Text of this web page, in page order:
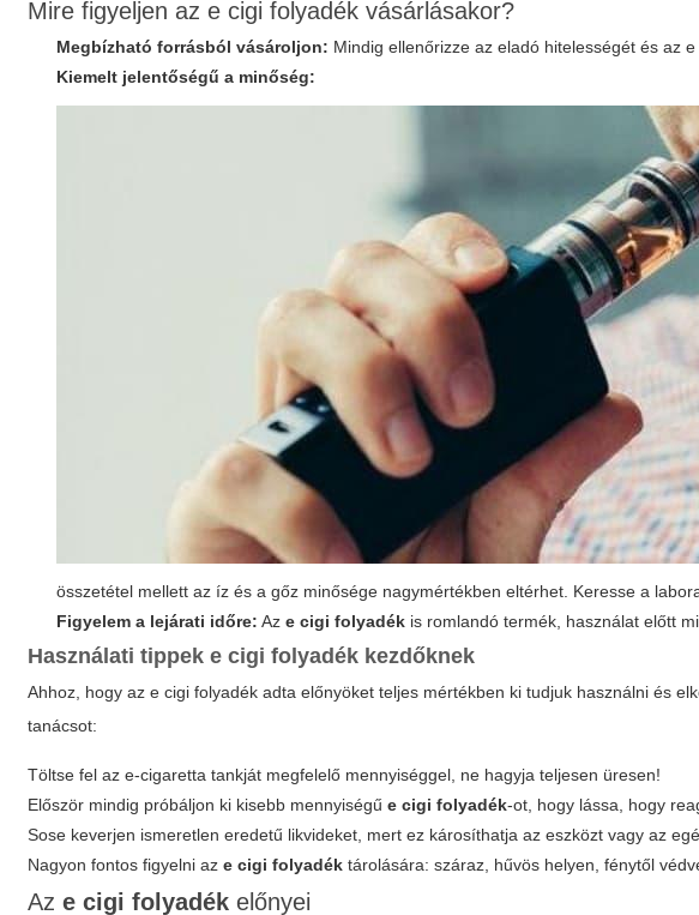
Mire figyeljen aze cigi folyadék vásárlásakor?
Megbízható forrásból vásároljon: Mindig ellenőrizze az eladó hitelességét és aze
Kiemelt jelentőségű a minőség:
összetétel mellett az íz és a gőz minősége nagymértékben eltérhet. Keresse a
Figyelem a lejárati időre: Aze cigi folyadék is romlandó termék, használat előtt
Használati tippeke cigi folyadék kezdőknek
Ahhoz, hogy aze cigi folyadék adta előnyöket teljes mértékben ki tudjuk használni és
tanácsot:
Töltse fel az e-cigaretta tankját megfelelő mennyiséggel, ne hagyja teljesen üresen!
Először mindig próbáljon ki kisebb mennyiségűe cigi folyadék-ot, hogy lássa, hogy
Sose keverjen ismeretlen eredetű likvideket, mert ez károsíthatja az eszközt vagy az
Nagyon fontos figyelni aze cigi folyadék tárolására: száraz, hűvös helyen, fénytől
Aze cigi folyadék előnyei